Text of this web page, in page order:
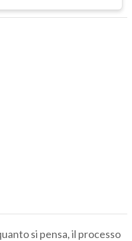
si pensa, il processo